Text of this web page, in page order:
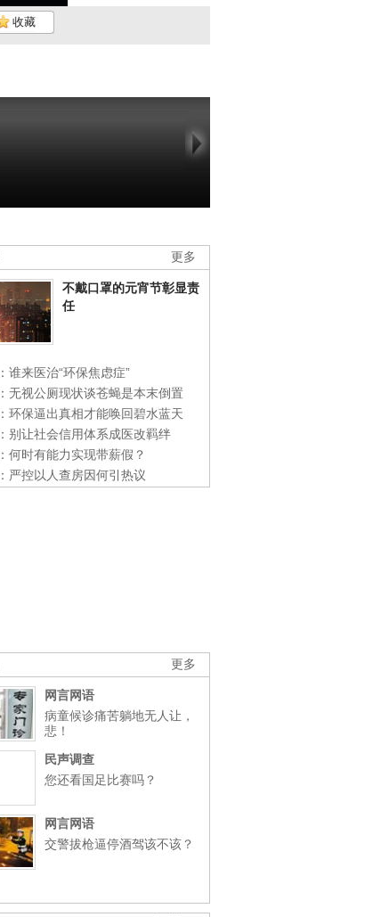
收藏
更多
不戴口罩的元宵节彰显责
任
谁来医治“环保焦虑症”
无视公厕现状谈苍蝇是本末倒置
环保逼出真相才能唤回碧水蓝天
别让社会信用体系成医改羁绊
何时有能力实现带薪假？
严控以人查房因何引热议
更多
网言网语
病童候诊痛苦躺地无人让，
悲！
民声调查
您还看国足比赛吗？
网言网语
交警拔枪逼停酒驾该不该？